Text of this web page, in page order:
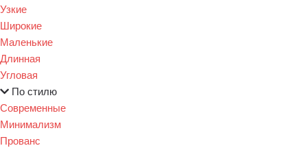
Узкие
Широкие
Маленькие
Длинная
Угловая
По стилю
Современные
Минимализм
Прованс